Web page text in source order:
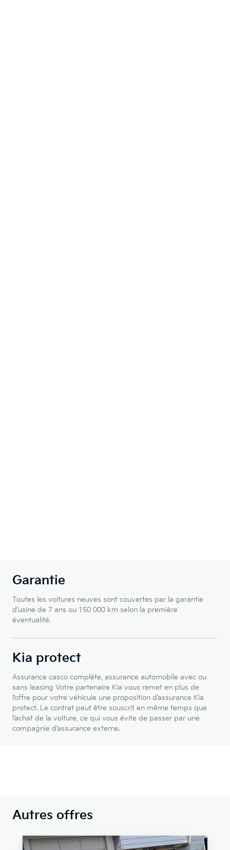
Garantie
Toutes les voitures neuves sont couvertes par la garantie
d’usine de 7 ans ou 150 000 km selon la première
éventualité.
Kia protect
Assurance casco complète, assurance automobile avec ou
sans leasing Votre partenaire Kia vous remet en plus de
l’offre pour votre véhicule une proposition d’assurance Kia
protect. Le contrat peut être souscrit en même temps que
l’achat de la voiture, ce qui vous évite de passer par une
compagnie d’assurance externe.
Autres offres